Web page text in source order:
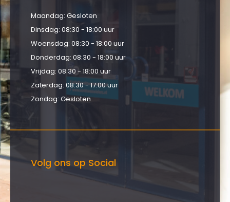
Maandag: Gesloten
Dinsdag: 08:30 - 18:00 uur
Woensdag: 08:30 - 18:00 uur
Donderdag: 08:30 - 18:00 uur
Vrijdag: 08:30 - 18:00 uur
Zaterdag: 08:30 - 17:00 uur
Zondag: Gesloten
Volg ons op Social